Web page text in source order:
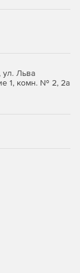
ул. Льва
1, комн. № 2, 2а